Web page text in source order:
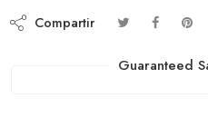
Compartir
Guaranteed